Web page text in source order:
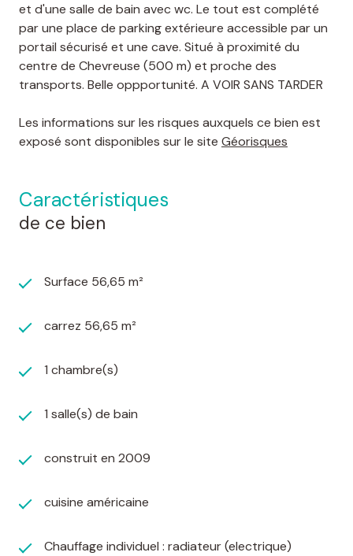
et d'une salle de bain avec wc. Le tout est complété
par une place de parking extérieure accessible par un
portail sécurisé et une cave. Situé à proximité du
centre de Chevreuse (500 m) et proche des
transports. Belle oppportunité. A VOIR SANS TARDER
Les informations sur les risques auxquels ce bien est
exposé sont disponibles sur le site Géorisques
caractéristiques
de ce bien
Surface 56,65 m²
carrez 56,65 m²
1 chambre(s)
1 salle(s) de bain
construit en 2009
cuisine américaine
Chauffage individuel : radiateur (electrique)